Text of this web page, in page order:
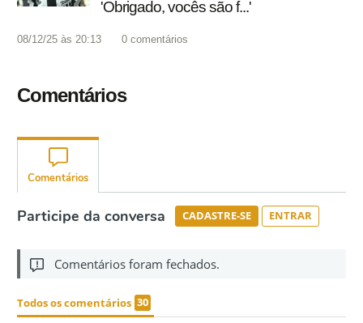
'Obrigado, vocês são f...'
08/12/25 às 20:13 0 comentários
Comentários